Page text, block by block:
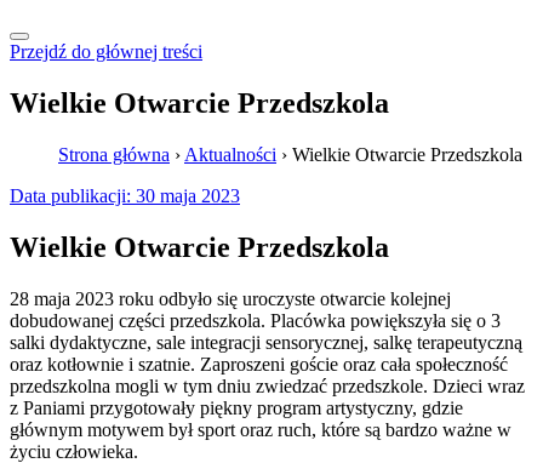
Przejdź do głównej treści
Wielkie Otwarcie Przedszkola
Strona główna › Aktualności › Wielkie Otwarcie Przedszkola
Data publikacji: 30 maja 2023
Wielkie Otwarcie Przedszkola
28 maja 2023 roku odbyło się uroczyste otwarcie kolejnej
dobudowanej części przedszkola. Placówka powiększyła się o 3
salki dydaktyczne, sale integracji sensorycznej, salkę terapeutyczną
oraz kotłownie i szatnie. Zaproszeni goście oraz cała społeczność
przedszkolna mogli w tym dniu zwiedzać przedszkole. Dzieci wraz
z Paniami przygotowały piękny program artystyczny, gdzie
głównym motywem był sport oraz ruch, które są bardzo ważne w
życiu człowieka.